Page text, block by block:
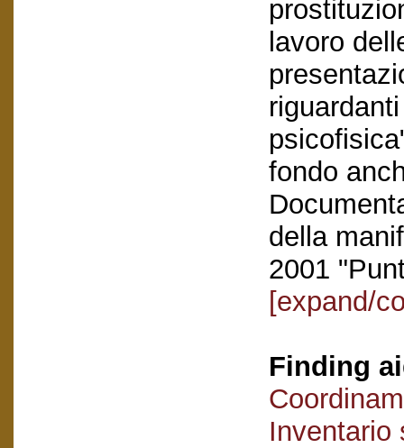
lavoro
fondo
della
2001
[expand/
Finding
Inventario